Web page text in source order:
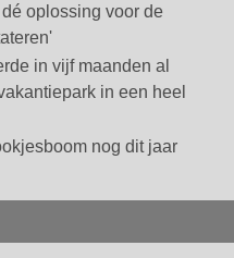
oplossing voor de
in vijf maanden al
in een heel
nog dit jaar